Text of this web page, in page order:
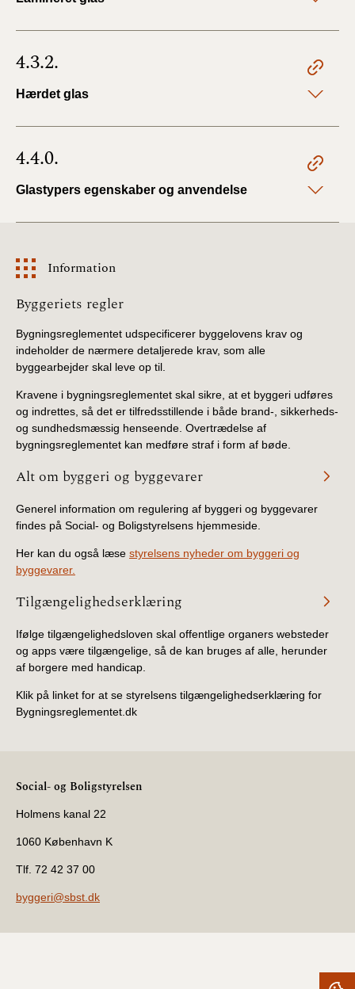
4.3.2.
Hærdet glas
4.4.0.
Glastypers egenskaber og anvendelse
Information
Information
Byggeriets regler
Bygningsreglementet udspecificerer byggelovens krav og
indeholder de nærmere detaljerede krav, som alle
byggearbejder skal leve op til.
Kravene i bygningsreglementet skal sikre, at et byggeri udføres
og indrettes, så det er tilfredsstillende i både brand-, sikkerheds-
og sundhedsmæssig henseende. Overtrædelse af
bygningsreglementet kan medføre straf i form af bøde.
Alt om byggeri og byggevarer
Generel information om regulering af byggeri og byggevarer
findes på Social- og Boligstyrelsens hjemmeside.
Her kan du også læse styrelsens nyheder om byggeri og
byggevarer.
Tilgængelighedserklæring
Ifølge tilgængelighedsloven skal offentlige organers websteder
og apps være tilgængelige, så de kan bruges af alle, herunder
af borgere med handicap.
Klik på linket for at se styrelsens tilgængelighedserklæring for
Bygningsreglementet.dk
Social- og Boligstyrelsen
Holmens kanal 22
1060 København K
Tlf. 72 42 37 00
byggeri@sbst.dk